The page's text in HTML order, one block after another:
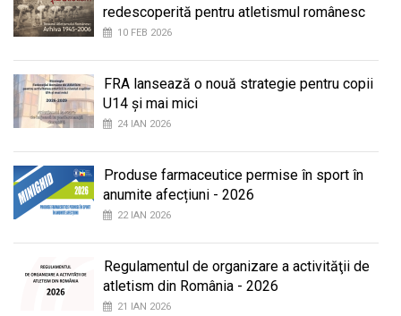
redescoperită pentru atletismul românesc
10 FEB 2026
FRA lansează o nouă strategie pentru copii
U14 și mai mici
24 IAN 2026
Produse farmaceutice permise în sport în
anumite afecțiuni - 2026
22 IAN 2026
Regulamentul de organizare a activităţii de
atletism din România - 2026
21 IAN 2026